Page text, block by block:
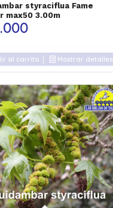
styraciflua Fame
max50 3.00m
al carrito Mostrar detalles